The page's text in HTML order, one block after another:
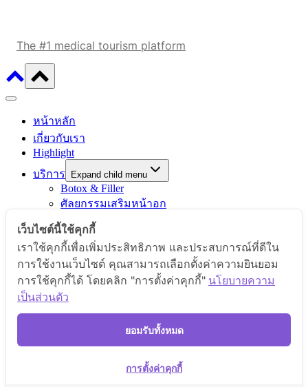
The #1 medical tourism platform
หน้าหลัก
เกี่ยวกับเรา
Highlight
บริการ
Expand child menu
Botox & Filler
ศัลยกรรมเสริมหน้าอก
ศัลยกรรมตา
ศัลยกรรมจมูก / ตัดปีกจมูก
ศัลยกรรมคาง
ศัลยกรรมตกแต่งช่องคลอด (รีแพร์)
ดูดไขมัน
เว็บไซต์นี้ใช้คุกกี้
เราใช้คุกกี้เพื่อเพิ่มประสิทธิภาพ และประสบการณ์ที่ดีใน
การใช้งานเว็บไซต์ คุณสามารถเลือกตั้งค่าความยินยอม
การใช้คุกกี้ได้ โดยคลิก "การตั้งค่าคุกกี้" นโยบายความ
เป็นส่วนตัว
ยอมรับทั้งหมด
การตั้งค่าคุกกี้